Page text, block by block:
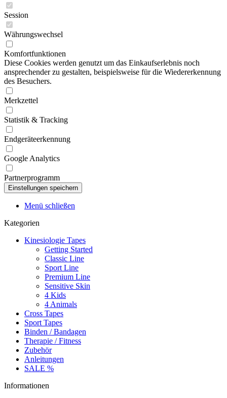
Session
Währungswechsel
Komfortfunktionen
Diese Cookies werden genutzt um das Einkaufserlebnis noch
ansprechender zu gestalten, beispielsweise für die Wiedererkennung
des Besuchers.
Merkzettel
Statistik & Tracking
Endgeräteerkennung
Google Analytics
Partnerprogramm
Menü schließen
Kategorien
Kinesiologie Tapes
Getting Started
Classic Line
Sport Line
Premium Line
Sensitive Skin
4 Kids
4 Animals
Cross Tapes
Sport Tapes
Binden / Bandagen
Therapie / Fitness
Zubehör
Anleitungen
SALE %
Informationen